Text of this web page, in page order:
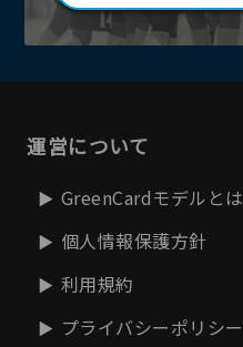
運営について
GreenCardモデルとは
個人情報保護方針
利用規約
プライバシーポリシー